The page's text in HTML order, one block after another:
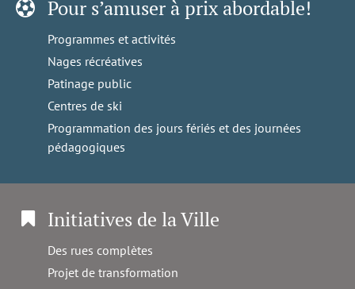
Pour s’amuser à prix abordable!
Programmes et activités
Nages récréatives
Patinage public
Centres de ski
Programmation des jours fériés et des journées
pédagogiques
Initiatives de la Ville
Des rues complètes
Projet de transformation